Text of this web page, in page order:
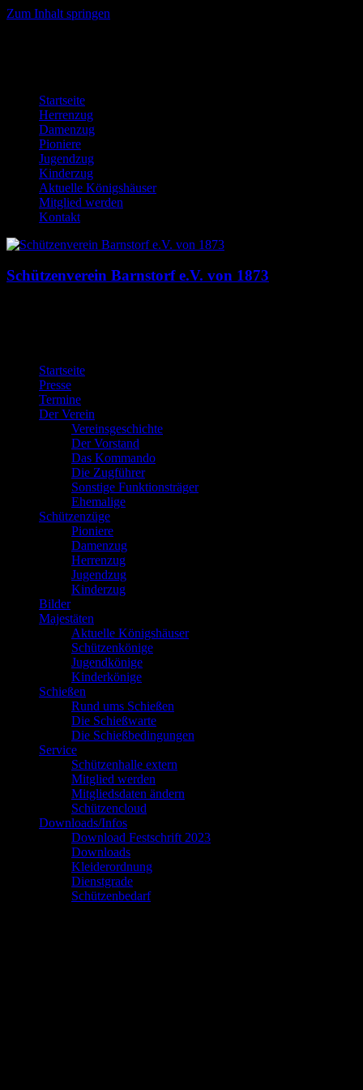
Zum Inhalt springen
Startseite
Herrenzug
Damenzug
Pioniere
Jugendzug
Kinderzug
Aktuelle Königshäuser
Mitglied werden
Kontakt
Schützenverein Barnstorf e.V. von 1873
Startseite
Presse
Termine
Der Verein
Vereinsgeschichte
Der Vorstand
Das Kommando
Die Zugführer
Sonstige Funktionsträger
Ehemalige
Schützenzüge
Pioniere
Damenzug
Herrenzug
Jugendzug
Kinderzug
Bilder
Majestäten
Aktuelle Königshäuser
Schützenkönige
Jugendkönige
Kinderkönige
Schießen
Rund ums Schießen
Die Schießwarte
Die Schießbedingungen
Service
Schützenhalle extern
Mitglied werden
Mitgliedsdaten ändern
Schützencloud
Downloads/Infos
Download Festschrift 2023
Downloads
Kleiderordnung
Dienstgrade
Schützenbedarf